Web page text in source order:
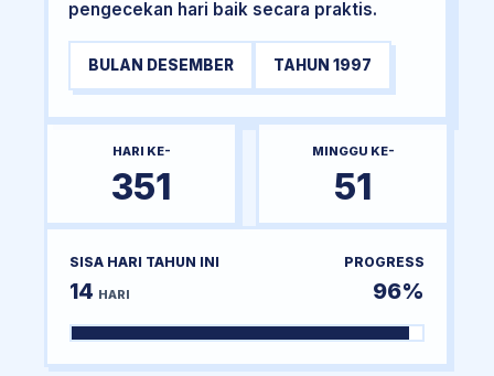
pengecekan hari baik secara praktis.
BULAN DESEMBER TAHUN 1997
HARI KE-
351
MINGGU KE-
51
SISA HARI TAHUN INI
14 HARI
PROGRESS
96%